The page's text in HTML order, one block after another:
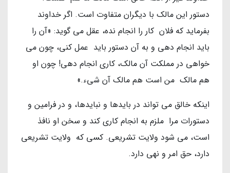
دستور این مالک با دیگران متفاوت است. اگر خداوند
بفرماید که فلان کار را انجام نده، عقل می گوید: «آن را
باید انجام دهی و به آن دستور باید عمل کنی، چون می
خواهی در مملکت آن مالک، کاری انجام دهی! چون او
هم مالک من است هم مالک آن شیء.»
اینکه خالق می تواند در بایدها و نبایدها، و در فرامین و
دستورات مرا ملزم به انجام کاری کند و سخن او نافذ
است، می شود ولایت تشریعی. کسی که ولایت تشریعی
دارد، حق امر و نهی دارد.